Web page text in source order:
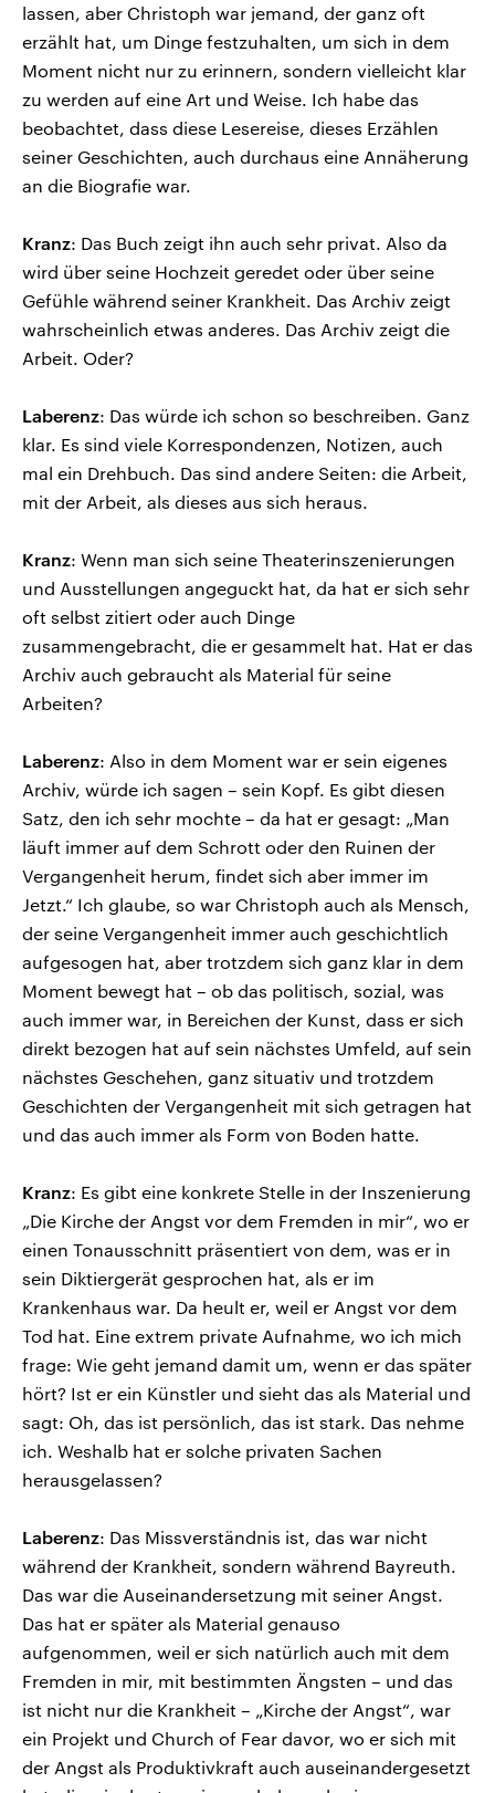
lassen, aber Christoph war jemand, der ganz oft
erzählt hat, um Dinge festzuhalten, um sich in dem
Moment nicht nur zu erinnern, sondern vielleicht klar
zu werden auf eine Art und Weise. Ich habe das
beobachtet, dass diese Lesereise, dieses Erzählen
seiner Geschichten, auch durchaus eine Annäherung
an die Biografie war.
Kranz: Das Buch zeigt ihn auch sehr privat. Also da
wird über seine Hochzeit geredet oder über seine
Gefühle während seiner Krankheit. Das Archiv zeigt
wahrscheinlich etwas anderes. Das Archiv zeigt die
Arbeit. Oder?
Laberenz: Das würde ich schon so beschreiben. Ganz
klar. Es sind viele Korrespondenzen, Notizen, auch
mal ein Drehbuch. Das sind andere Seiten: die Arbeit,
mit der Arbeit, als dieses aus sich heraus.
Kranz: Wenn man sich seine Theaterinszenierungen
und Ausstellungen angeguckt hat, da hat er sich sehr
oft selbst zitiert oder auch Dinge
zusammengebracht, die er gesammelt hat. Hat er das
Archiv auch gebraucht als Material für seine
Arbeiten?
Laberenz: Also in dem Moment war er sein eigenes
Archiv, würde ich sagen – sein Kopf. Es gibt diesen
Satz, den ich sehr mochte – da hat er gesagt: „Man
läuft immer auf dem Schrott oder den Ruinen der
Vergangenheit herum, findet sich aber immer im
Jetzt.“ Ich glaube, so war Christoph auch als Mensch,
der seine Vergangenheit immer auch geschichtlich
aufgesogen hat, aber trotzdem sich ganz klar in dem
Moment bewegt hat – ob das politisch, sozial, was
auch immer war, in Bereichen der Kunst, dass er sich
direkt bezogen hat auf sein nächstes Umfeld, auf sein
nächstes Geschehen, ganz situativ und trotzdem
Geschichten der Vergangenheit mit sich getragen hat
und das auch immer als Form von Boden hatte.
Kranz: Es gibt eine konkrete Stelle in der Inszenierung
„Die Kirche der Angst vor dem Fremden in mir“, wo er
einen Tonausschnitt präsentiert von dem, was er in
sein Diktiergerät gesprochen hat, als er im
Krankenhaus war. Da heult er, weil er Angst vor dem
Tod hat. Eine extrem private Aufnahme, wo ich mich
frage: Wie geht jemand damit um, wenn er das später
hört? Ist er ein Künstler und sieht das als Material und
sagt: Oh, das ist persönlich, das ist stark. Das nehme
ich. Weshalb hat er solche privaten Sachen
herausgelassen?
Laberenz: Das Missverständnis ist, das war nicht
während der Krankheit, sondern während Bayreuth.
Das war die Auseinandersetzung mit seiner Angst.
Das hat er später als Material genauso
aufgenommen, weil er sich natürlich auch mit dem
Fremden in mir, mit bestimmten Ängsten – und das
ist nicht nur die Krankheit – „Kirche der Angst“, war
ein Projekt und Church of Fear davor, wo er sich mit
der Angst als Produktivkraft auch auseinandergesetzt